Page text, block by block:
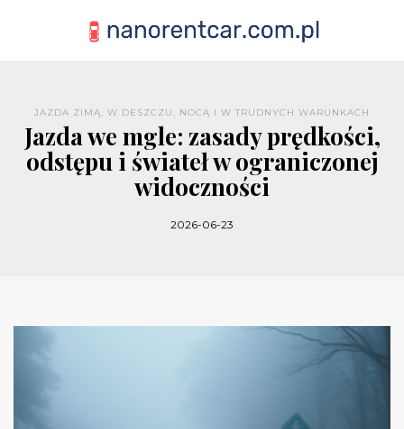
JAZDA ZIMĄ, W DESZCZU, NOCĄ I W TRUDNYCH WARUNKACH
Jazda we mgle: zasady prędkości,
odstępu i świateł w ograniczonej
widoczności
2026-06-23